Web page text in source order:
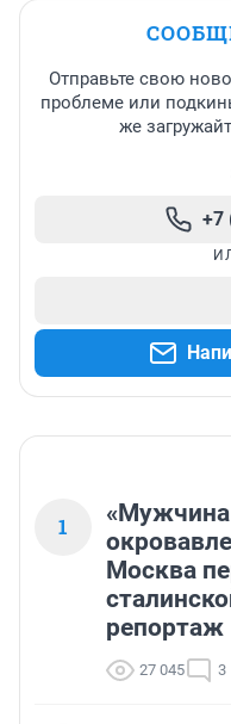
Отправьте свою
проблеме или
же
+7
1
«Мужчина
Москва
репортаж
27 045 3